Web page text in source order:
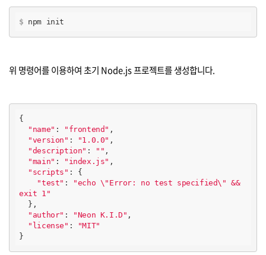
$ npm init
위 명령어를 이용하여 초기 Node.js 프로젝트를 생성합니다.
{
"name" : "frontend" ,
"version" : "1.0.0" ,
"description" : "" ,
"main" : "index.js" ,
"scripts" : {
"test" :
"echo \"Error: no test specified\" &&
exit 1"
"author" : "Neon K.I.D" ,
"license" :
"MIT"
}